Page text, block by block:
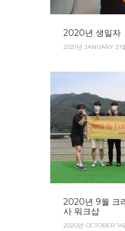
2020년 생일자
2021년 JANUARY 21
2020년 9월 크
사 워크샵
2020년 OCTOBER 14